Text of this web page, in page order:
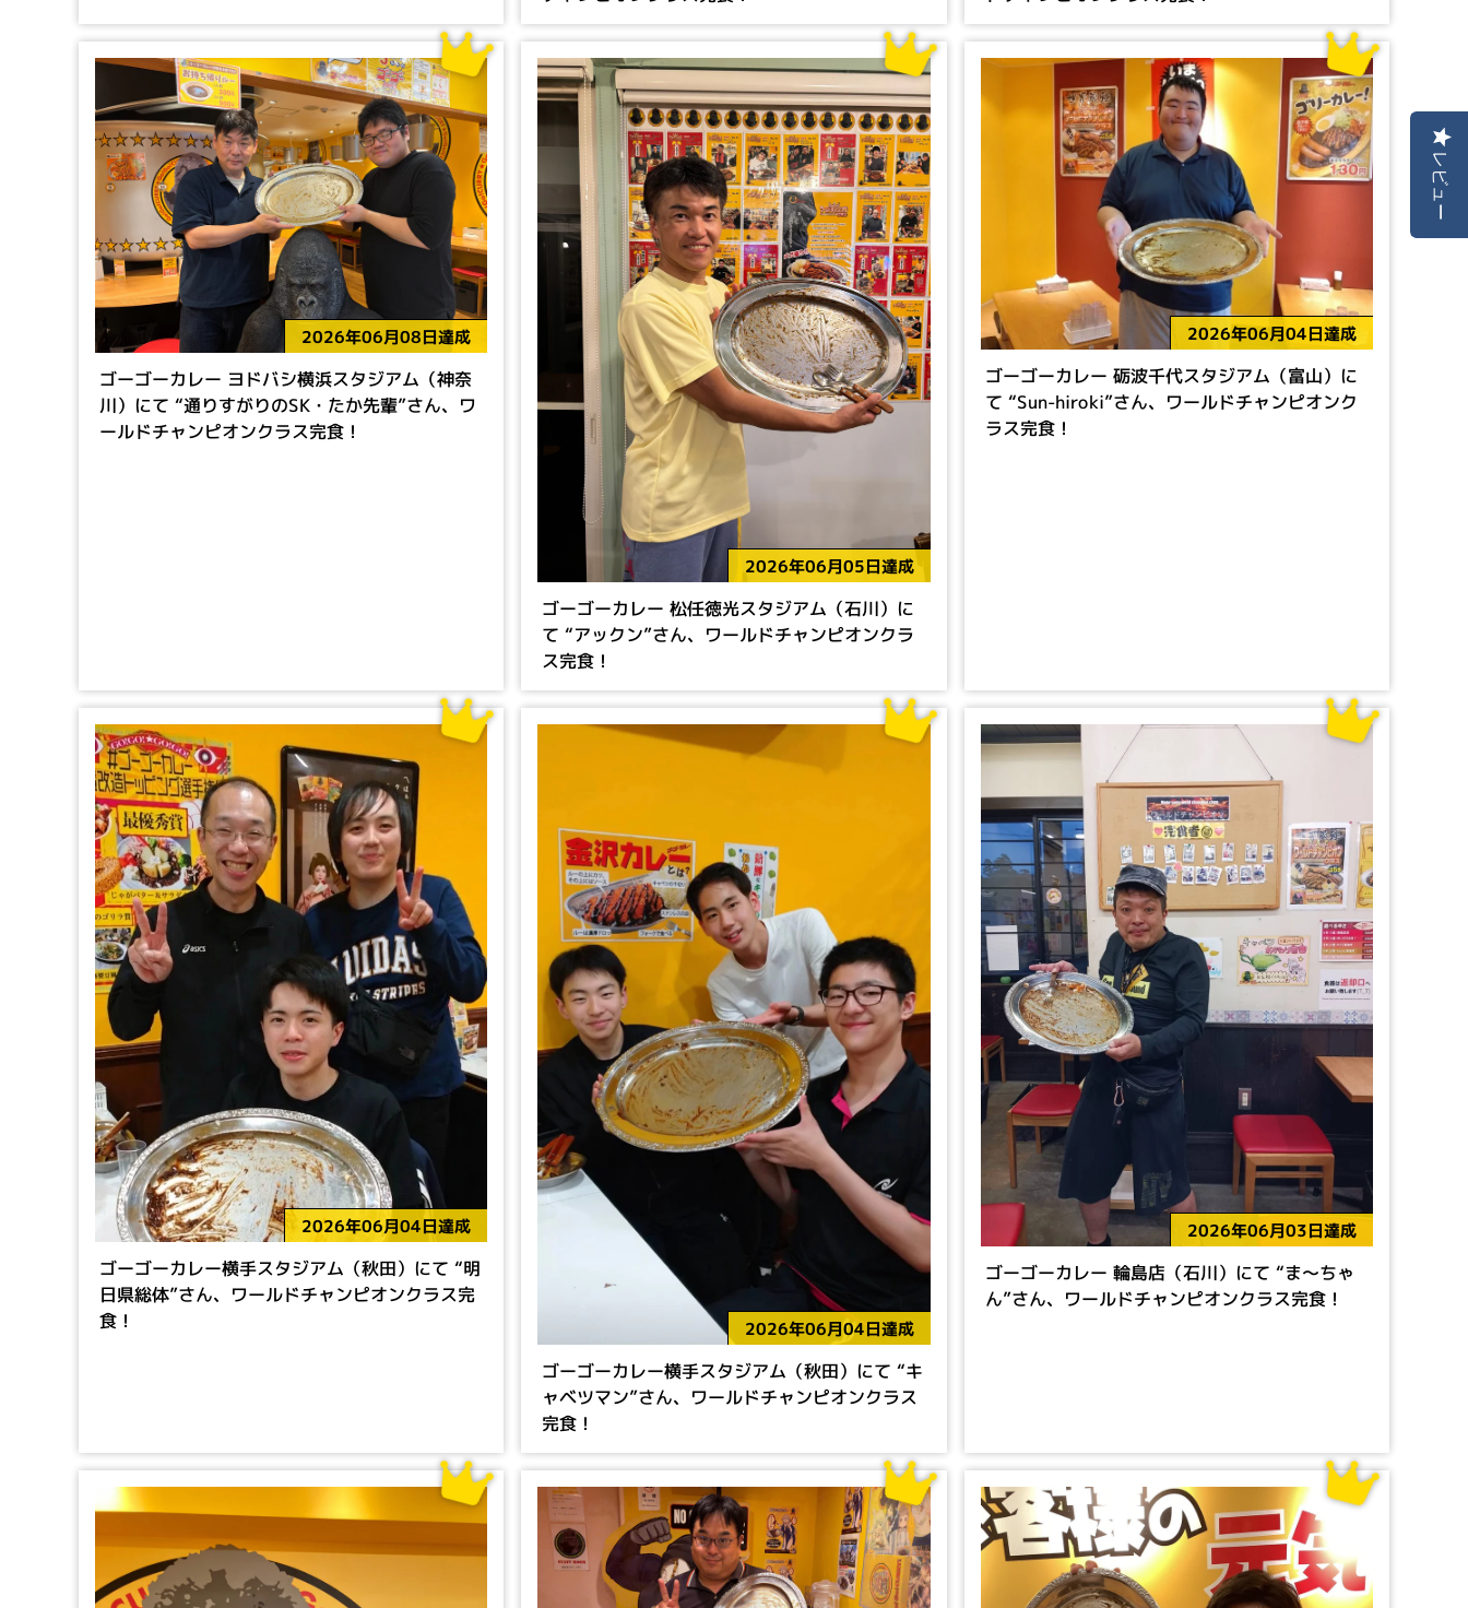
2026年06月08日達成
ゴーゴーカレー ヨドバシ横浜スタジアム（神奈
川）にて “通りすがりのSK・たか先輩”さん、ワ
ールドチャンピオンクラス完食！
2026年06月05日達成
ゴーゴーカレー 松任徳光スタジアム（石川）に
て “アックン”さん、ワールドチャンピオンクラ
ス完食！
2026年06月04日達成
ゴーゴーカレー 砺波千代スタジアム（富山）に
て “Sun-hiroki”さん、ワールドチャンピオンク
ラス完食！
2026年06月04日達成
ゴーゴーカレー横手スタジアム（秋田）にて “明
日県総体”さん、ワールドチャンピオンクラス完
食！ 2026年06月04日達成
ゴーゴーカレー横手スタジアム（秋田）にて “キ
ャベツマン”さん、ワールドチャンピオンクラス
完食！
2026年06月03日達成
ゴーゴーカレー 輪島店（石川）にて “ま～ちゃ
ん”さん、ワールドチャンピオンクラス完食！
レビュー